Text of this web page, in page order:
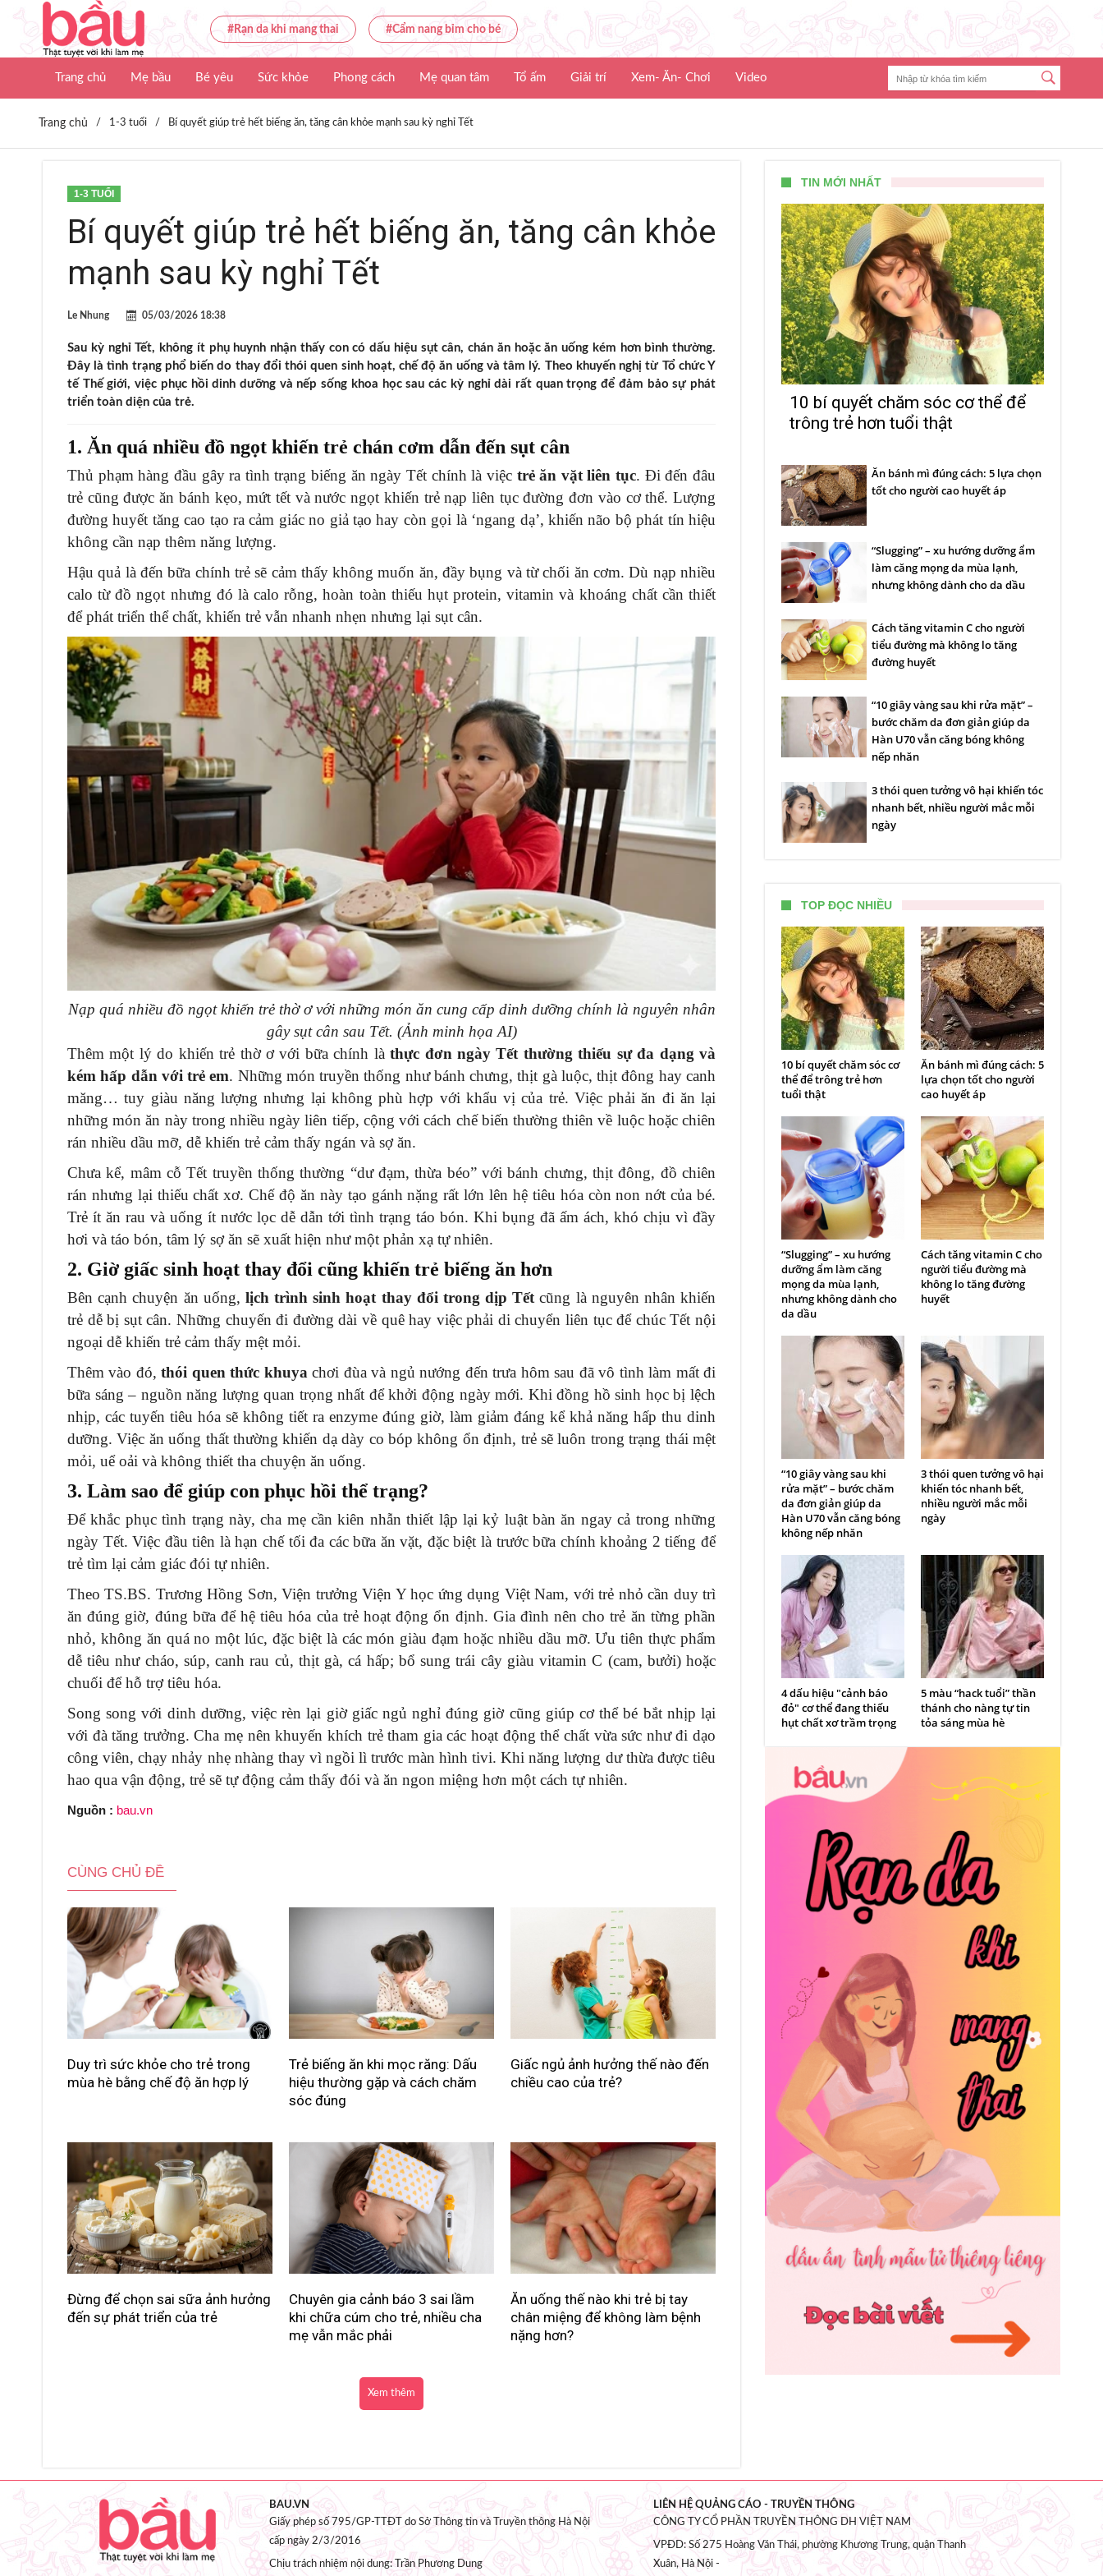
#Rạn da khi mang thai #Cẩm nang bỉm cho bé
Trang chủ Mẹ bầu Bé yêu Sức khỏe Phong cách Mẹ quan tâm Tổ ấm Giải trí Xem- Ăn- Chơi Video
Trang chủ / 1-3 tuổi / Bí quyết giúp trẻ hết biếng ăn, tăng cân khỏe mạnh sau kỳ nghỉ Tết
1-3 TUỔI
Bí quyết giúp trẻ hết biếng ăn, tăng cân khỏe
mạnh sau kỳ nghỉ Tết
Le Nhung 05/03/2026 18:38
Sau kỳ nghỉ Tết, không ít phụ huynh nhận thấy con có dấu hiệu sụt cân, chán ăn hoặc ăn uống kém hơn bình thường.
Đây là tình trạng phổ biến do thay đổi thói quen sinh hoạt, chế độ ăn uống và tâm lý. Theo khuyến nghị từ Tổ chức Y
tế Thế giới, việc phục hồi dinh dưỡng và nếp sống khoa học sau các kỳ nghỉ dài rất quan trọng để đảm bảo sự phát
triển toàn diện của trẻ.
1. Ăn quá nhiều đồ ngọt khiến trẻ chán cơm dẫn đến sụt cân
Thủ phạm hàng đầu gây ra tình trạng biếng ăn ngày Tết chính là việc trẻ ăn vặt liên tục. Đi đến đâu
trẻ cũng được ăn bánh kẹo, mứt tết và nước ngọt khiến trẻ nạp liên tục đường đơn vào cơ thể. Lượng
đường huyết tăng cao tạo ra cảm giác no giả tạo hay còn gọi là ‘ngang dạ’, khiến não bộ phát tín hiệu
không cần nạp thêm năng lượng.
Hậu quả là đến bữa chính trẻ sẽ cảm thấy không muốn ăn, đầy bụng và từ chối ăn cơm. Dù nạp nhiều
calo từ đồ ngọt nhưng đó là calo rỗng, hoàn toàn thiếu hụt protein, vitamin và khoáng chất cần thiết
để phát triển thể chất, khiến trẻ vẫn nhanh nhẹn nhưng lại sụt cân.
Nạp quá nhiều đồ ngọt khiến trẻ thờ ơ với những món ăn cung cấp dinh dưỡng chính là nguyên nhân
gây sụt cân sau Tết. (Ảnh minh họa AI)
Thêm một lý do khiến trẻ thờ ơ với bữa chính làthực đơn ngày Tết thường thiếu sự đa dạng và
kém hấp dẫn với trẻ em. Những món truyền thống như bánh chưng, thịt gà luộc, thịt đông hay canh
măng… tuy giàu năng lượng nhưng lại không phù hợp với khẩu vị của trẻ. Việc phải ăn đi ăn lại
những món ăn này trong nhiều ngày liên tiếp, cộng với cách chế biến thường thiên về luộc hoặc chiên
rán nhiều dầu mỡ, dễ khiến trẻ cảm thấy ngán và sợ ăn.
Chưa kể, mâm cỗ Tết truyền thống thường “dư đạm, thừa béo” với bánh chưng, thịt đông, đồ chiên
rán nhưng lại thiếu chất xơ. Chế độ ăn này tạo gánh nặng rất lớn lên hệ tiêu hóa còn non nớt của bé.
Trẻ ít ăn rau và uống ít nước lọc dễ dẫn tới tình trạng táo bón. Khi bụng đã ấm ách, khó chịu vì đầy
hơi và táo bón, tâm lý sợ ăn sẽ xuất hiện như một phản xạ tự nhiên.
2. Giờ giấc sinh hoạt thay đổi cũng khiến trẻ biếng ăn hơn
Bên cạnh chuyện ăn uống, lịch trình sinh hoạt thay đổi trong dịp Tết cũng là nguyên nhân khiến
trẻ dễ bị sụt cân. Những chuyến đi đường dài về quê hay việc phải di chuyển liên tục để chúc Tết nội
ngoại dễ khiến trẻ cảm thấy mệt mỏi.
Thêm vào đó,thói quen thức khuya chơi đùa và ngủ nướng đến trưa hôm sau đã vô tình làm mất đi
bữa sáng – nguồn năng lượng quan trọng nhất để khởi động ngày mới. Khi đồng hồ sinh học bị lệch
nhịp, các tuyến tiêu hóa sẽ không tiết ra enzyme đúng giờ, làm giảm đáng kể khả năng hấp thu dinh
dưỡng. Việc ăn uống thất thường khiến dạ dày co bóp không ổn định, trẻ sẽ luôn trong trạng thái mệt
mỏi, uể oải và không thiết tha chuyện ăn uống.
3. Làm sao để giúp con phục hồi thể trạng?
Để khắc phục tình trạng này, cha mẹ cần kiên nhẫn thiết lập lại kỷ luật bàn ăn ngay cả trong những
ngày Tết. Việc đầu tiên là hạn chế tối đa các bữa ăn vặt, đặc biệt là trước bữa chính khoảng 2 tiếng để
trẻ tìm lại cảm giác đói tự nhiên.
Theo TS.BS. Trương Hồng Sơn, Viện trưởng Viện Y học ứng dụng Việt Nam, với trẻ nhỏ cần duy trì
ăn đúng giờ, đúng bữa để hệ tiêu hóa của trẻ hoạt động ổn định. Gia đình nên cho trẻ ăn từng phần
nhỏ, không ăn quá no một lúc, đặc biệt là các món giàu đạm hoặc nhiều dầu mỡ. Ưu tiên thực phẩm
dễ tiêu như cháo, súp, canh rau củ, thịt gà, cá hấp; bổ sung trái cây giàu vitamin C (cam, bưởi) hoặc
chuối để hỗ trợ tiêu hóa.
Song song với dinh dưỡng, việc rèn lại giờ giấc ngủ nghỉ đúng giờ cũng giúp cơ thể bé bắt nhịp lại
với đà tăng trưởng. Cha mẹ nên khuyến khích trẻ tham gia các hoạt động thể chất vừa sức như đi dạo
công viên, chạy nhảy nhẹ nhàng thay vì ngồi lì trước màn hình tivi. Khi năng lượng dư thừa được tiêu
hao qua vận động, trẻ sẽ tự động cảm thấy đói và ăn ngon miệng hơn một cách tự nhiên.
Nguồn : bau.vn
CÙNG CHỦ ĐỀ
Duy trì sức khỏe cho trẻ trong
mùa hè bằng chế độ ăn hợp lý
Trẻ biếng ăn khi mọc răng: Dấu
hiệu thường gặp và cách chăm
sóc đúng
Giấc ngủ ảnh hưởng thế nào đến
chiều cao của trẻ?
Đừng để chọn sai sữa ảnh hưởng
đến sự phát triển của trẻ
Chuyên gia cảnh báo 3 sai lầm
khi chữa cúm cho trẻ, nhiều cha
mẹ vẫn mắc phải
Ăn uống thế nào khi trẻ bị tay
chân miệng để không làm bệnh
nặng hơn?
Xem thêm
TIN MỚI NHẤT
10 bí quyết chăm sóc cơ thể để
trông trẻ hơn tuổi thật
Ăn bánh mì đúng cách: 5 lựa chọn
tốt cho người cao huyết áp
“Slugging” – xu hướng dưỡng ẩm
làm căng mọng da mùa lạnh,
nhưng không dành cho da dầu
Cách tăng vitamin C cho người
tiểu đường mà không lo tăng
đường huyết
“10 giây vàng sau khi rửa mặt” –
bước chăm da đơn giản giúp da
Hàn U70 vẫn căng bóng không
nếp nhăn
3 thói quen tưởng vô hại khiến tóc
nhanh bết, nhiều người mắc mỗi
ngày
TOP ĐỌC NHIỀU
10 bí quyết chăm sóc cơ
thể để trông trẻ hơn
tuổi thật
Ăn bánh mì đúng cách: 5
lựa chọn tốt cho người
cao huyết áp
“Slugging” – xu hướng
dưỡng ẩm làm căng
mọng da mùa lạnh,
nhưng không dành cho
da dầu
Cách tăng vitamin C cho
người tiểu đường mà
không lo tăng đường
huyết
“10 giây vàng sau khi
rửa mặt” – bước chăm
da đơn giản giúp da
Hàn U70 vẫn căng bóng
không nếp nhăn
3 thói quen tưởng vô hại
khiến tóc nhanh bết,
nhiều người mắc mỗi
ngày
4 dấu hiệu "cảnh báo
đỏ" cơ thể đang thiếu
hụt chất xơ trầm trọng
5 màu “hack tuổi” thần
thánh cho nàng tự tin
tỏa sáng mùa hè
BAU.VN
Giấy phép số 795/GP-TTĐT do Sở Thông tin và Truyền thông Hà Nội
cấp ngày 2/3/2016
Chịu trách nhiệm nội dung: Trần Phương Dung
LIÊN HỆ QUẢNG CÁO - TRUYỀN THÔNG
CÔNG TY CỔ PHẦN TRUYỀN THÔNG DH VIỆT NAM
VPĐD: Số 275 Hoàng Văn Thái, phường Khương Trung, quận Thanh
Xuân, Hà Nội -